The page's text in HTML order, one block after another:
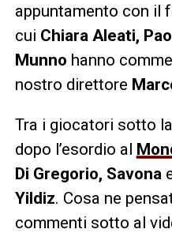
appuntamento con il
cui Chiara Aleati,
Munno hanno
nostro direttore
Tra i giocatori sotto
dopo l’esordio al
Di Gregorio, Savona
Yildiz. Cosa ne
commenti sotto al